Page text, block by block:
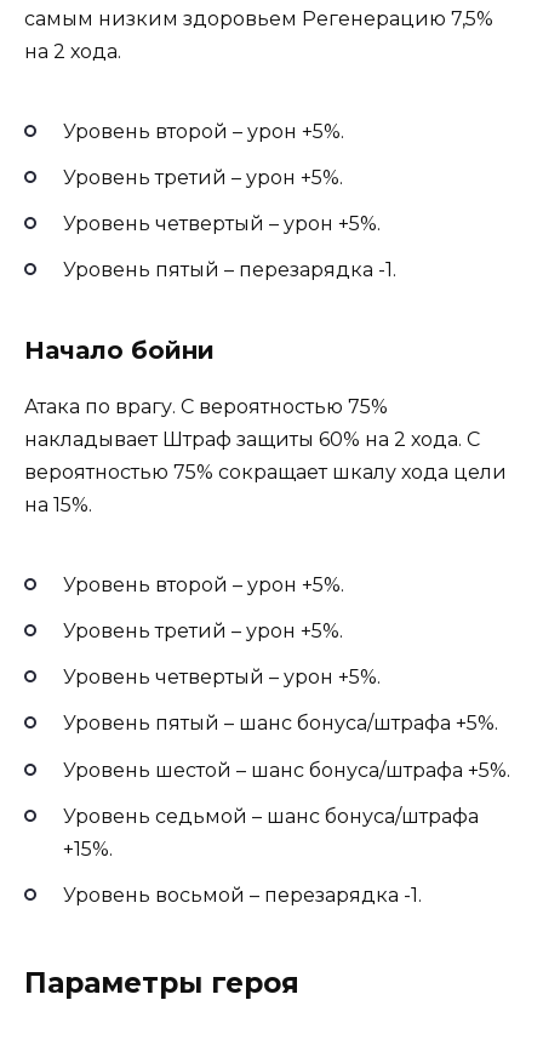
самым низким здоровьем Регенерацию 7,5%
на 2 хода.
Уровень второй – урон +5%.
Уровень третий – урон +5%.
Уровень четвертый – урон +5%.
Уровень пятый – перезарядка -1.
Начало бойни
Атака по врагу. С вероятностью 75%
накладывает Штраф защиты 60% на 2 хода. С
вероятностью 75% сокращает шкалу хода цели
на 15%.
Уровень второй – урон +5%.
Уровень третий – урон +5%.
Уровень четвертый – урон +5%.
Уровень пятый – шанс бонуса/штрафа +5%.
Уровень шестой – шанс бонуса/штрафа +5%.
Уровень седьмой – шанс бонуса/штрафа
+15%.
Уровень восьмой – перезарядка -1.
Параметры героя